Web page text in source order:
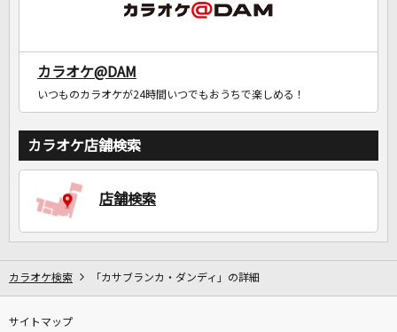
カラオケ@DAM
いつものカラオケが24時間いつでもおうちで楽しめる！
カラオケ店舗検索
店舗検索
カラオケ検索 「カサブランカ・ダンディ」の詳細
サイトマップ